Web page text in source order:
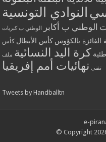
النوادي التونسية
الوطني ب أكابر الوطني ب كبريات
الفائزة بالكؤوس كأس الأبطال كأس
كرة اليد النسائية ملف
تقني نهائيات أمم إفريقيا
Tweets by Handballtn
e-
© Copyright